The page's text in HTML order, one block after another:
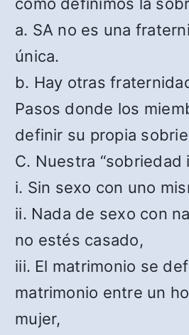
a. SA no es una
única.
b. Hay otras
Pasos donde los
definir su propia
C. Nuestra “sobriedad
i. Sin sexo con uno
ii. Nada de sexo con
no estés casado,
iii. El matrimonio se
matrimonio entre un
mujer,